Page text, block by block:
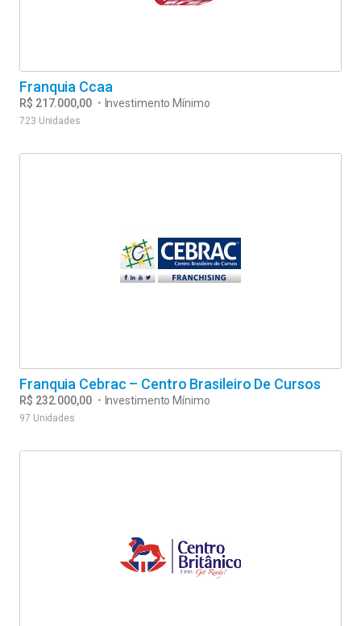
R$ 217.000,00 • Investimento Mínimo
Franquia Ccaa
723 Unidades
R$ 232.000,00 • Investimento Mínimo
Franquia Cebrac – Centro Brasileiro De Cursos
97 Unidades